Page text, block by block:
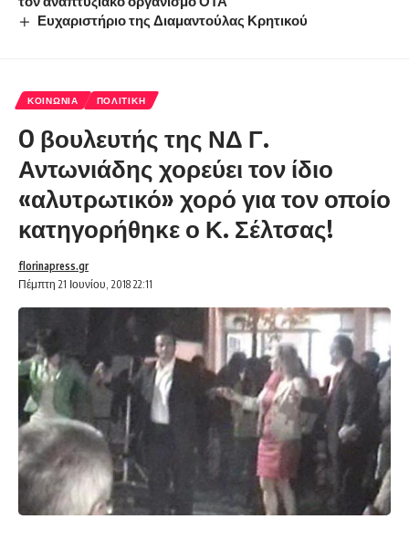
Ευχαριστήριο της Διαμαντούλας Κρητικού
ΚΟΙΝΩΝΊΑ ΠΟΛΙΤΙΚΉ
O βουλευτής της ΝΔ Γ.
Αντωνιάδης χορεύει τον ίδιο
«αλυτρωτικό» χορό για τον οποίο
κατηγορήθηκε ο Κ. Σέλτσας!
Πέμπτη 21 Ιουνίου, 2018 22:11
florinapress.gr